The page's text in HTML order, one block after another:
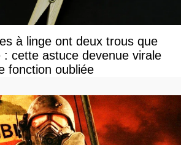
à linge ont deux trous que
: cette astuce devenue virale
fonction oubliée